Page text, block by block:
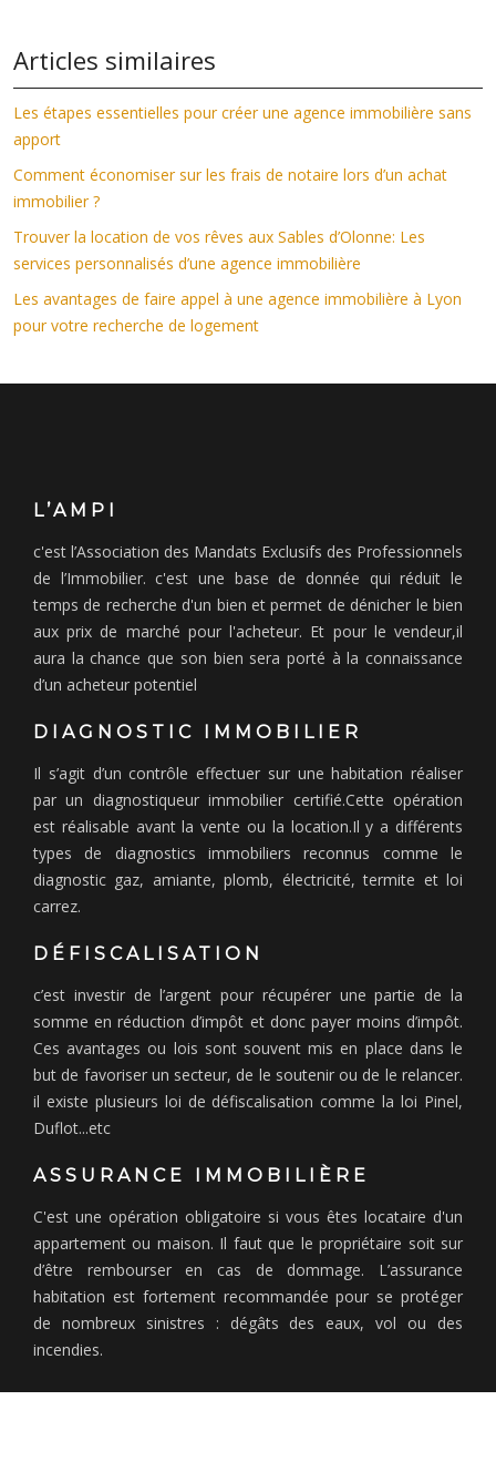
Articles similaires
Les étapes essentielles pour créer une agence immobilière sans
apport
Comment économiser sur les frais de notaire lors d’un achat
immobilier ?
Trouver la location de vos rêves aux Sables d’Olonne: Les
services personnalisés d’une agence immobilière
Les avantages de faire appel à une agence immobilière à Lyon
pour votre recherche de logement
L’AMPI
c'est l’Association des Mandats Exclusifs des Professionnels
de l’Immobilier. c'est une base de donnée qui réduit le
temps de recherche d'un bien et permet de dénicher le bien
aux prix de marché pour l'acheteur. Et pour le vendeur,il
aura la chance que son bien sera porté à la connaissance
d’un acheteur potentiel
DIAGNOSTIC IMMOBILIER
Il s’agit d’un contrôle effectuer sur une habitation réaliser
par un diagnostiqueur immobilier certifié.Cette opération
est réalisable avant la vente ou la location.Il y a différents
types de diagnostics immobiliers reconnus comme le
diagnostic gaz, amiante, plomb, électricité, termite et loi
carrez.
DÉFISCALISATION
c’est investir de l’argent pour récupérer une partie de la
somme en réduction d’impôt et donc payer moins d’impôt.
Ces avantages ou lois sont souvent mis en place dans le
but de favoriser un secteur, de le soutenir ou de le relancer.
il existe plusieurs loi de défiscalisation comme la loi Pinel,
Duflot...etc
ASSURANCE IMMOBILIÈRE
C'est une opération obligatoire si vous êtes locataire d'un
appartement ou maison. Il faut que le propriétaire soit sur
d’être rembourser en cas de dommage. L’assurance
habitation est fortement recommandée pour se protéger
de nombreux sinistres : dégâts des eaux, vol ou des
incendies.